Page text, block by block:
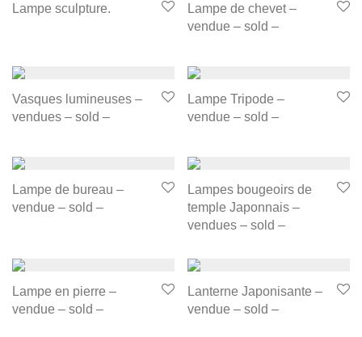
Lampe sculpture.
Lampe de chevet –
vendue – sold –
Vasques lumineuses –
vendues – sold –
Lampe Tripode –
vendue – sold –
Lampe de bureau –
vendue – sold –
Lampes bougeoirs de
temple Japonnais –
vendues – sold –
Lampe en pierre –
vendue – sold –
Lanterne Japonisante –
vendue – sold –